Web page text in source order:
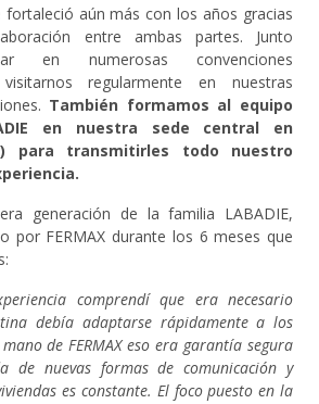
fortaleció aún más con los años gracias
entre ambas partes. Junto
en numerosas convenciones
regularmente en nuestras
También formamos al equipo
en nuestra sede central en
para transmitirles todo nuestro
generación de la familia LABADIE,
por FERMAX durante los 6 meses que
comprendí que era necesario
debía adaptarse rápidamente a los
de FERMAX eso era garantía segura
de nuevas formas de comunicación y
es constante. El foco puesto en la